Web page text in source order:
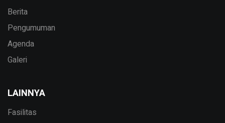
Berita
Pengumuman
Agenda
Galeri
LAINNYA
Fasilitas